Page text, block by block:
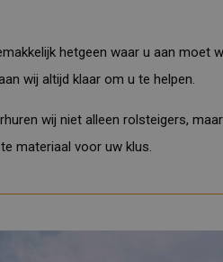
hetgeen waar u aan moet
wij altijd klaar om u te helpen.
wij niet alleen rolsteigers,
materiaal voor uw klus.